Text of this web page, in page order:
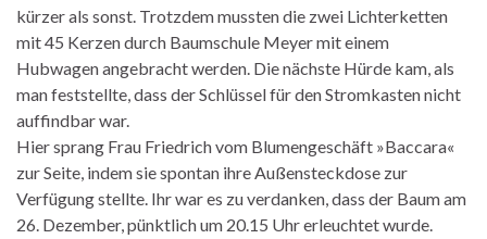
kürzer als sonst. Trotzdem mussten die zwei Lichterketten
mit 45 Kerzen durch Baumschule Meyer mit einem
Hubwagen angebracht werden. Die nächste Hürde kam, als
man feststellte, dass der Schlüssel für den Stromkasten nicht
auffindbar war.
Hier sprang Frau Friedrich vom Blumengeschäft »Baccara«
zur Seite, indem sie spontan ihre Außensteckdose zur
Verfügung stellte. Ihr war es zu verdanken, dass der Baum am
26. Dezember, pünktlich um 20.15 Uhr erleuchtet wurde.